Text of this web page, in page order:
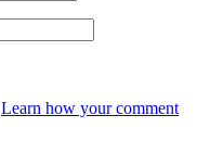
Learn how your comment